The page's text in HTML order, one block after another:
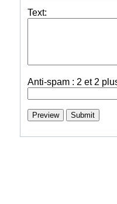
Text:
Anti-spam : 2 et 2